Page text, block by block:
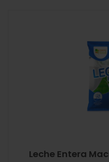
Leche Entera